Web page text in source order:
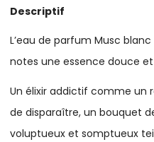
Descriptif
L’eau de parfum Musc
notes une essence douce et
Un élixir addictif comme un
de disparaître, un bouquet
voluptueux et somptueux